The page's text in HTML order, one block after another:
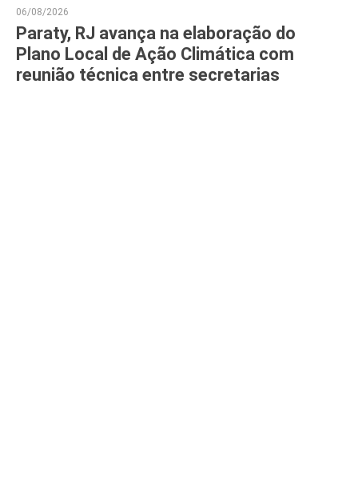
06/08/2026
Paraty, RJ avança na elaboração do
Plano Local de Ação Climática com
reunião técnica entre secretarias